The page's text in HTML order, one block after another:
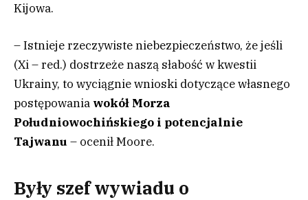
Kijowa.
– Istnieje rzeczywiste niebezpieczeństwo, że jeśli
(Xi – red.) dostrzeże naszą słabość w kwestii
Ukrainy, to wyciągnie wnioski dotyczące własnego
postępowania wokół Morza
Południowochińskiego i potencjalnie
Tajwanu– ocenił Moore.
Były szef wywiadu o